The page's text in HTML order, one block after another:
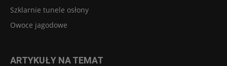
Szklarnie tunele osłony
Owoce jagodowe
ARTYKUŁY NA TEMAT